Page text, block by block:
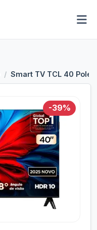
Smart TV TCL 40
-39%